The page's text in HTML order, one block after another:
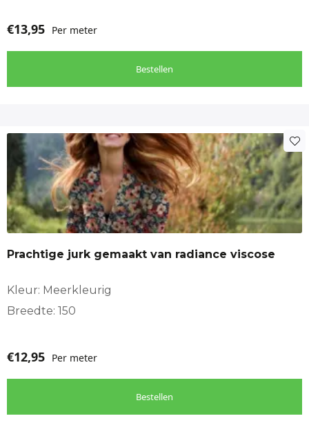
€13,95 Per meter
Bestellen
Prachtige jurk gemaakt van radiance viscose
Kleur: Meerkleurig
Breedte: 150
€12,95 Per meter
Bestellen